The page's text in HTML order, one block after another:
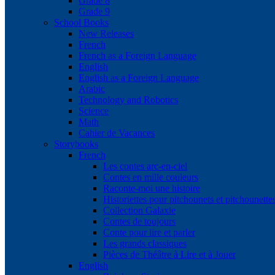
Grade 9
School Books
New Releases
French
French as a Foreign Language
English
English as a Foreign Language
Arabic
Technology and Robotics
Science
Math
Cahier de Vacances
Storybooks
French
Les contes arc-en-ciel
Contes en mille couleurs
Raconte-moi une histoire
Historiettes pour pitchounets et
Collection Galaxie
Contes de toujours
Conte pour lire et parler
Les grands classiques
Pièces de Théâtre à Lire et à Jouer
English